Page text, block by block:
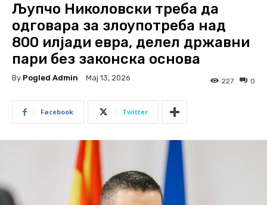
Љупчо Николовски треба да
одговара за злоупотреба над
800 илјади евра, делел државни
пари без законска основа
By Pogled Admin Мај 13, 2026 0
227
Facebook Twitter